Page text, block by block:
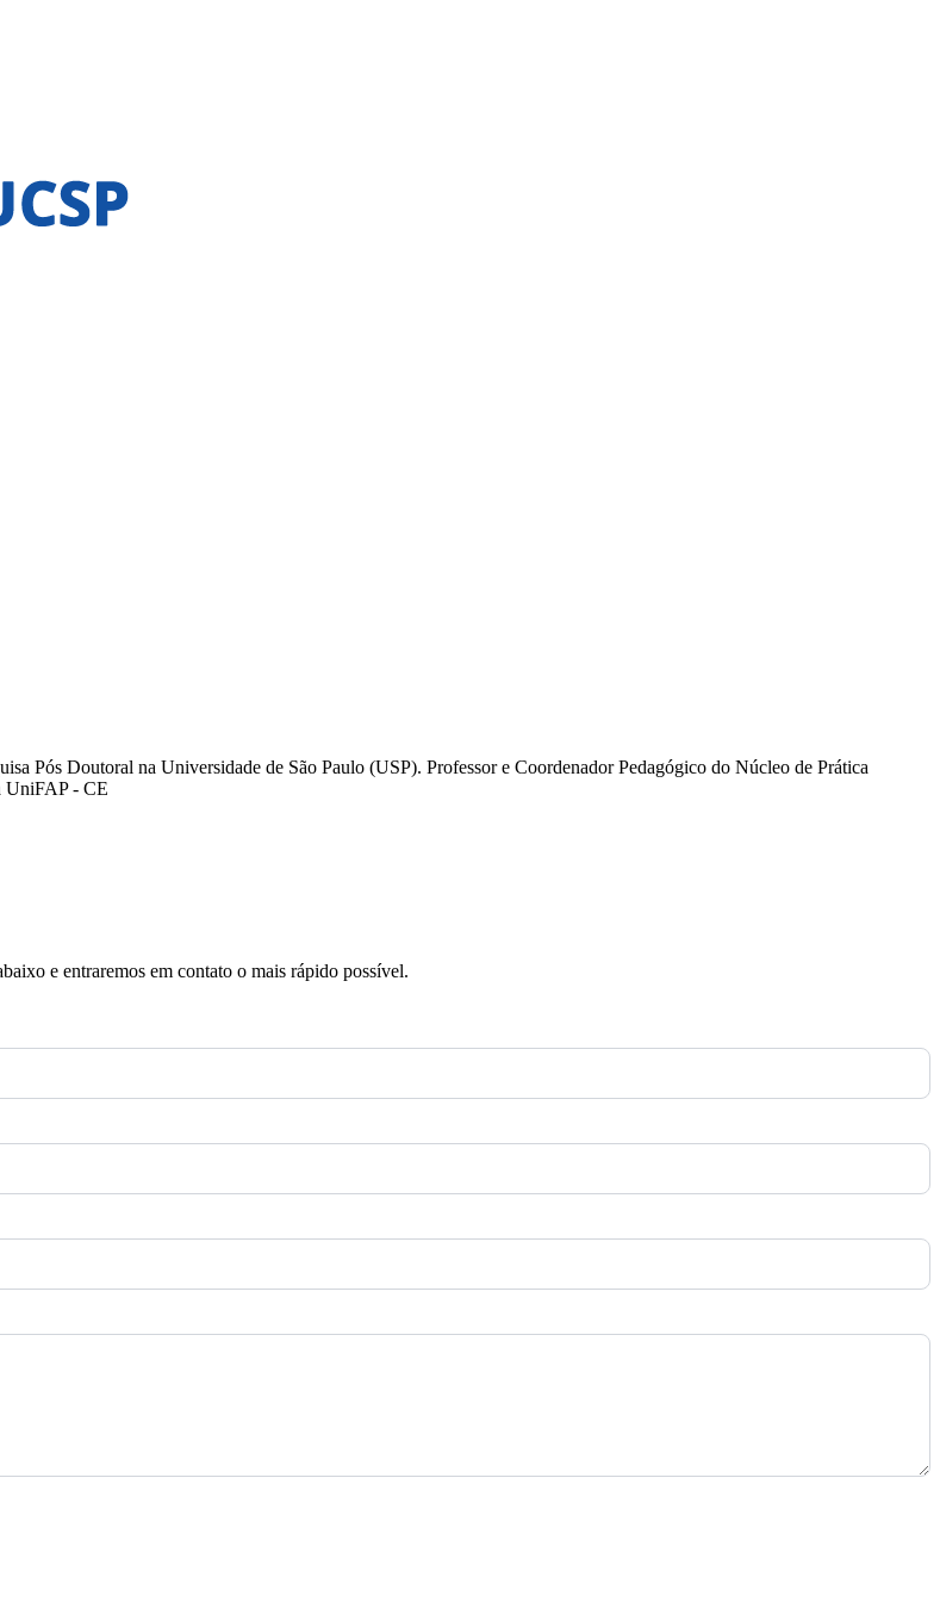
Pós Doutoral na Universidade de São Paulo (USP). Professor e Coordenador Pedagógico do Núcleo de Prática
UniFAP - CE
e entraremos em contato o mais rápido possível.